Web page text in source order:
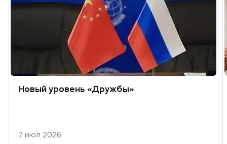
Новый уровень «Дружбы»
7 июл 2026